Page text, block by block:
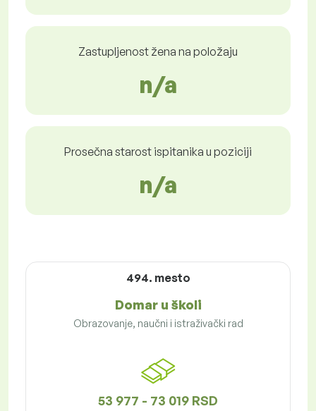
Zastupljenost žena na položaju
n/a
Prosečna starost ispitanika u poziciji
n/a
494. mesto
Domar u školi
Obrazovanje, naučni i istraživački rad
53 977 - 73 019 RSD